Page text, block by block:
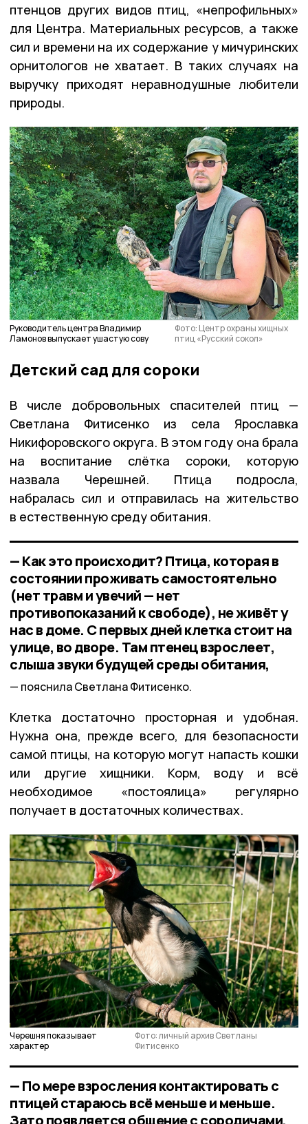
птенцов других видов птиц, «непрофильных»
для Центра. Материальных ресурсов, а также
сил и времени на их содержание у мичуринских
орнитологов не хватает. В таких случаях на
выручку приходят неравнодушные любители
природы.
Руководитель центра Владимир
Ламонов выпускает ушастую сову
Фото: Центр охраны хищных
птиц «Русский сокол»
Детский сад для сороки
В числе добровольных спасителей птиц —
Светлана Фитисенко из села Ярославка
Никифоровского округа. В этом году она брала
на воспитание слётка сороки, которую
назвала Черешней. Птица подросла,
набралась сил и отправилась на жительство
в естественную среду обитания.
— Как это происходит? Птица, которая в
состоянии проживать самостоятельно
(нет травм и увечий — нет
противопоказаний к свободе), не живёт у
нас в доме. С первых дней клетка стоит на
улице, во дворе. Там птенец взрослеет,
слыша звуки будущей среды обитания,
пояснила Светлана Фитисенко.
Клетка достаточно просторная и удобная.
Нужна она, прежде всего, для безопасности
самой птицы, на которую могут напасть кошки
или другие хищники. Корм, воду и всё
необходимое «постоялица» регулярно
получает в достаточных количествах.
Черешня показывает
характер
Фото: личный архив Светланы
Фитисенко
— По мере взросления контактировать с
птицей стараюсь всё меньше и меньше.
Зато появляется общение с сородичами,